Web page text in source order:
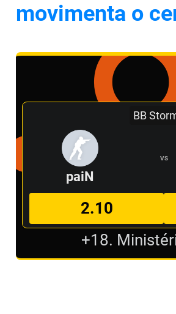
movimenta o
BB
paiN
VS
2.10
+18.